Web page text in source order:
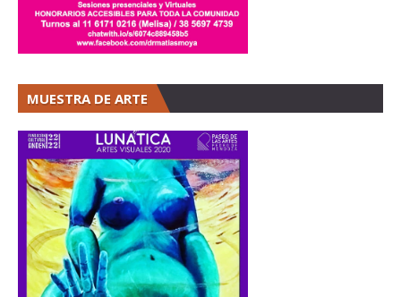
MUESTRA DE ARTE